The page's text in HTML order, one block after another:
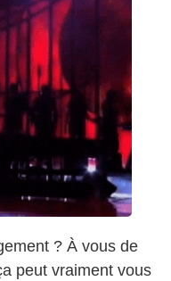
? À vous de
peut vraiment vous